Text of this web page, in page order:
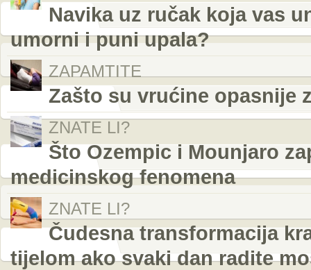
Navika uz ručak koja vas
umorni i puni upala?
ZAPAMTITE
Zašto su vrućine opasnije
ZNATE LI?
Što Ozempic i Mounjaro
medicinskog fenomena
ZNATE LI?
Čudesna transformacija
tijelom ako svaki dan radite